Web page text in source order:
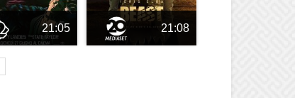
21:05 21:08